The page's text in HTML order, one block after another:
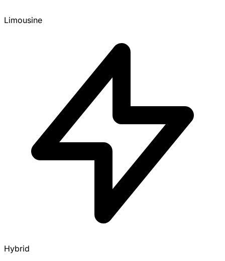
Limousine
Hybrid